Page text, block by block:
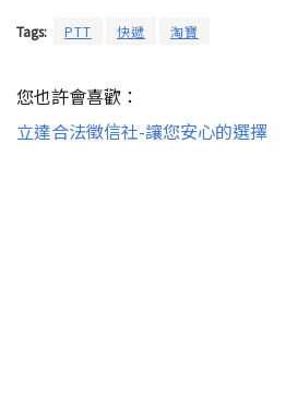
Tags: PTT 快遞 淘寶
您也許會喜歡：
立達合法徵信社-讓您安心的選擇